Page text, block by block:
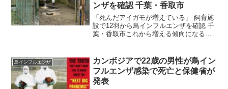
ンザを確認 千葉・香取市
「死んだアイガモが増えている」 飼育施
設で12羽から鳥インフルエンザを確認 千
葉・香取市これから増える傾向になるの
ンザに感染したと発表した。県内で鳥イ
ンフルエンザが確...
鳥インフルエンザ
カンボジアで22歳の男性が鳥イン
フルエンザ感染で死亡と保健省が
発表